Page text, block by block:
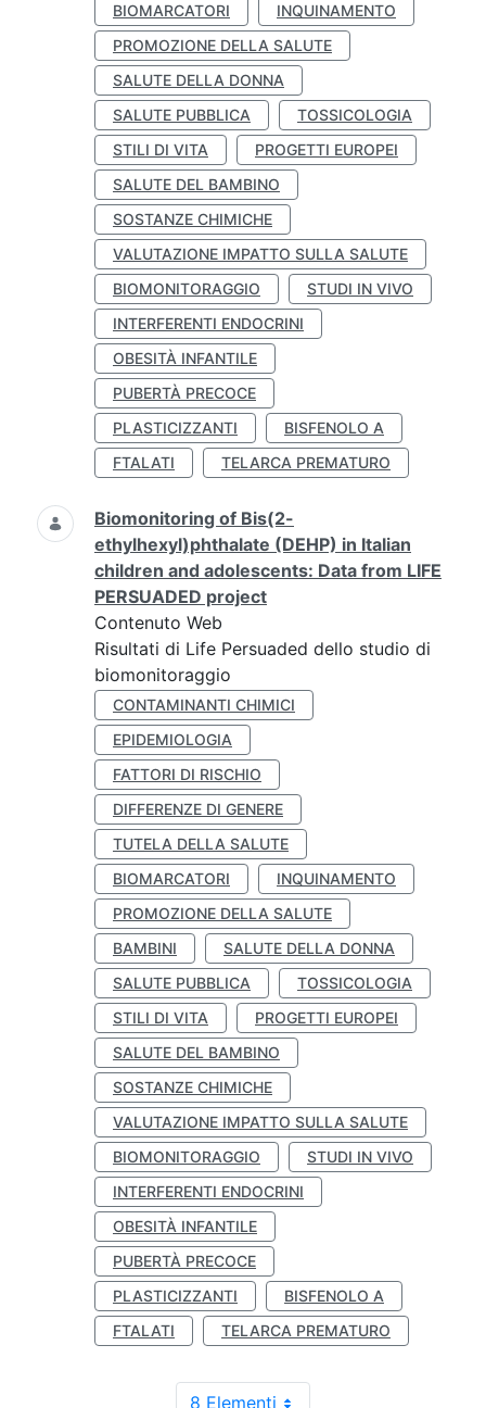
BIOMARCATORI
INQUINAMENTO
PROMOZIONE DELLA SALUTE
SALUTE DELLA DONNA
SALUTE PUBBLICA
TOSSICOLOGIA
STILI DI VITA
PROGETTI EUROPEI
SALUTE DEL BAMBINO
SOSTANZE CHIMICHE
VALUTAZIONE IMPATTO SULLA SALUTE
BIOMONITORAGGIO
STUDI IN VIVO
INTERFERENTI ENDOCRINI
OBESITÀ INFANTILE
PUBERTÀ PRECOCE
PLASTICIZZANTI
BISFENOLO A
FTALATI
TELARCA PREMATURO
Biomonitoring of Bis(2-
ethylhexyl)phthalate (DEHP) in Italian
children and adolescents: Data from LIFE
PERSUADED project
Contenuto Web
Risultati di Life Persuaded dello studio di
biomonitoraggio
CONTAMINANTI CHIMICI
EPIDEMIOLOGIA
FATTORI DI RISCHIO
DIFFERENZE DI GENERE
TUTELA DELLA SALUTE
BIOMARCATORI
INQUINAMENTO
PROMOZIONE DELLA SALUTE
BAMBINI
SALUTE DELLA DONNA
SALUTE PUBBLICA
TOSSICOLOGIA
STILI DI VITA
PROGETTI EUROPEI
SALUTE DEL BAMBINO
SOSTANZE CHIMICHE
VALUTAZIONE IMPATTO SULLA SALUTE
BIOMONITORAGGIO
STUDI IN VIVO
INTERFERENTI ENDOCRINI
OBESITÀ INFANTILE
PUBERTÀ PRECOCE
PLASTICIZZANTI
BISFENOLO A
FTALATI
TELARCA PREMATURO
8 Elementi